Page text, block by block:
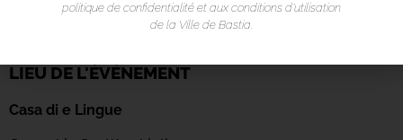
LIEU DE L'ÉVÉNEMENT
Casa di e Lingue
politique de confidentialité et aux conditions d’utilisation
de la Ville de Bastia.